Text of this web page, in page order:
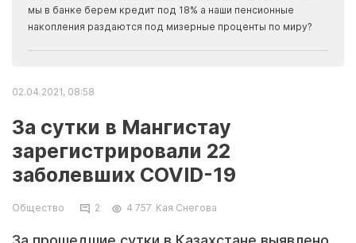
мы в банке берем кредит под 18% а наши пенсионные
накопления раздаются под мизерные проценты по миру?
02.04.2021, 08:58
За сутки в Мангистау
зарегистрировали 22
заболевших COVID-19
Общество 2 4 757 Кая Снегова